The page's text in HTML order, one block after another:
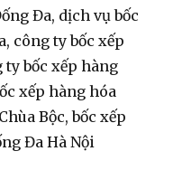
Đa, dịch vụ bốc
công ty bốc xếp
ty bốc xếp hàng
xếp hàng hóa
Bộc, bốc xếp
Đa Hà Nội